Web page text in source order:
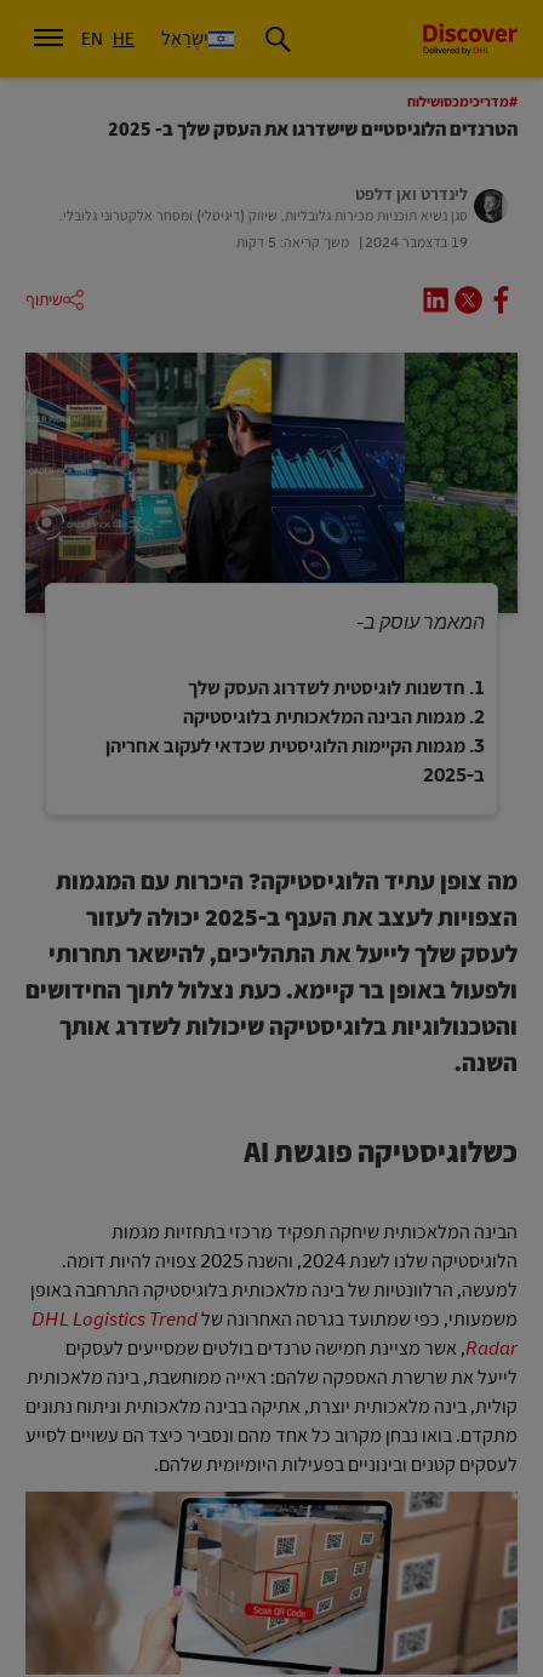
יִשְׂרָאֵל EN HE
#מדריכימכסושילוח
הטרנדים הלוגיסטיים שישדרגו את העסק שלך ב- 2025
לינדרט ואן דלפט
סגן נשיא תוכניות מכירות גלובליות, שיווק (דיגיטלי) ומסחר אלקטרוני גלובלי.
19 בדצמבר 2024
משך קריאה: 5 דקות
שיתוף
המאמר עוסק ב-
חדשנות לוגיסטית לשדרוג העסק שלך
מגמות הבינה המלאכותית בלוגיסטיקה
מגמות הקיימות הלוגיסטית שכדאי לעקוב אחריהן
ב-2025
מה צופן עתיד הלוגיסטיקה? היכרות עם המגמות
הצפויות לעצב את הענף ב-2025 יכולה לעזור
לעסק שלך לייעל את התהליכים, להישאר תחרותי
ולפעול באופן בר קיימא. כעת נצלול לתוך החידושים
והטכנולוגיות בלוגיסטיקה שיכולות לשדרג אותך
השנה.
כשלוגיסטיקה פוגשת AI
הבינה המלאכותית שיחקה תפקיד מרכזי בתחזיות מגמות
הלוגיסטיקה שלנו לשנת 2024, והשנה 2025 צפויה להיות דומה.
למעשה, הרלוונטיות של בינה מלאכותית בלוגיסטיקה התרחבה באופן
משמעותי, כפי שמתועד בגרסה האחרונה שלDHL Logistics Trend
Radar, אשר מציינת חמישה טרנדים בולטים שמסייעים לעסקים
לייעל את שרשרת האספקה שלהם: ראייה ממוחשבת, בינה מלאכותית
קולית, בינה מלאכותית יוצרת, אתיקה בבינה מלאכותית וניתוח נתונים
מתקדם. בואו נבחן מקרוב כל אחד מהם ונסביר כיצד הם עשויים לסייע
לעסקים קטנים ובינוניים בפעילות היומיומית שלהם.